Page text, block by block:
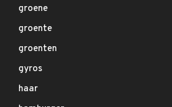
groene
groente
groenten
gyros
haar